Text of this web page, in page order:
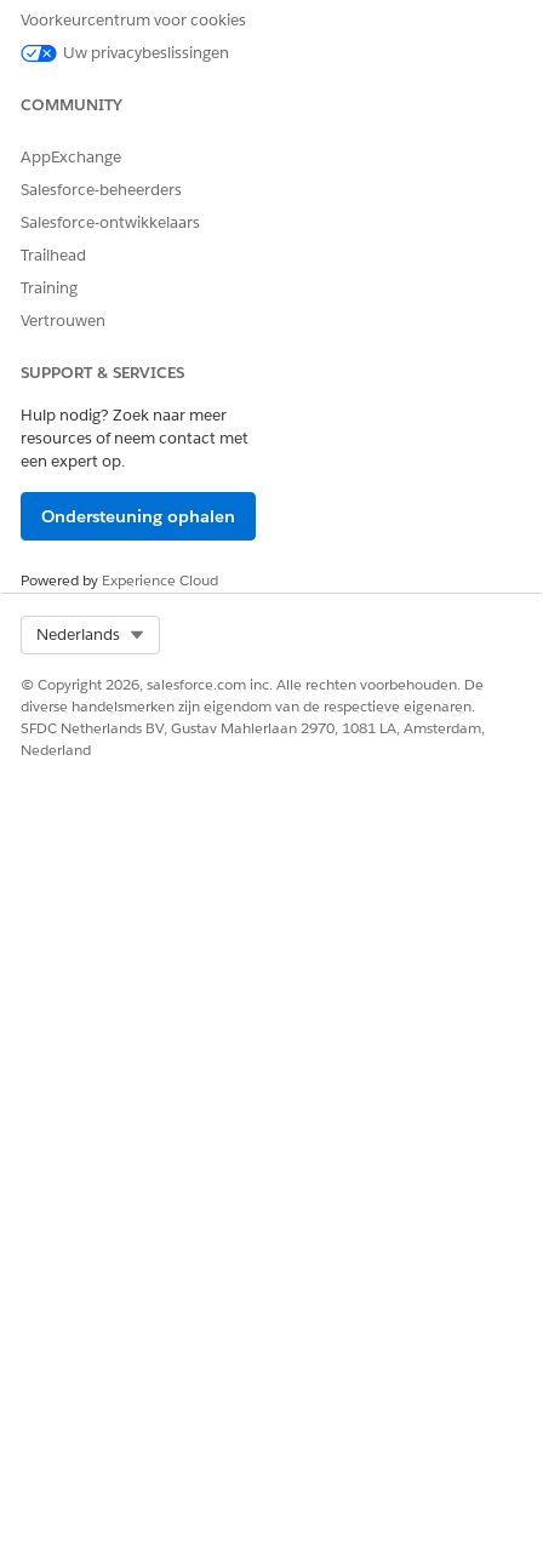
bedrijfsbehoeften. U kunt een vooraf samengestelde
methodologiesjabloon aanpassen of uw eigen sjabloon
Klik opBeoordelen
ZIE OOK:
Help van Salesforce: Agentforce Pijplijnbeheer instellen
Laat ons weten wat we kunnen doen om te verbeteren!
Voorkeurcentrum voor cookies
Uw privacybeslissingen
COMMUNITY
AppExchange
Salesforce-beheerders
Salesforce-ontwikkelaars
Trailhead
Training
Vertrouwen
SUPPORT & SERVICES
Hulp nodig? Zoek naar meer
resources of neem contact met
een expert op.
Ondersteuning ophalen
Powered by Experience Cloud
Nederlands
© Copyright 2026, salesforce.com inc. Alle rechten voorbehouden. De
diverse handelsmerken zijn eigendom van de respectieve eigenaren.
SFDC Netherlands BV, Gustav Mahlerlaan 2970, 1081 LA, Amsterdam,
Nederland